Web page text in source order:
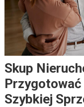
Skup
Szybkiej